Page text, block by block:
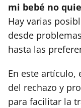
mi bebé no
Hay varias
desde
hasta las
En este artículo,
del rechazo y
para facilitar la